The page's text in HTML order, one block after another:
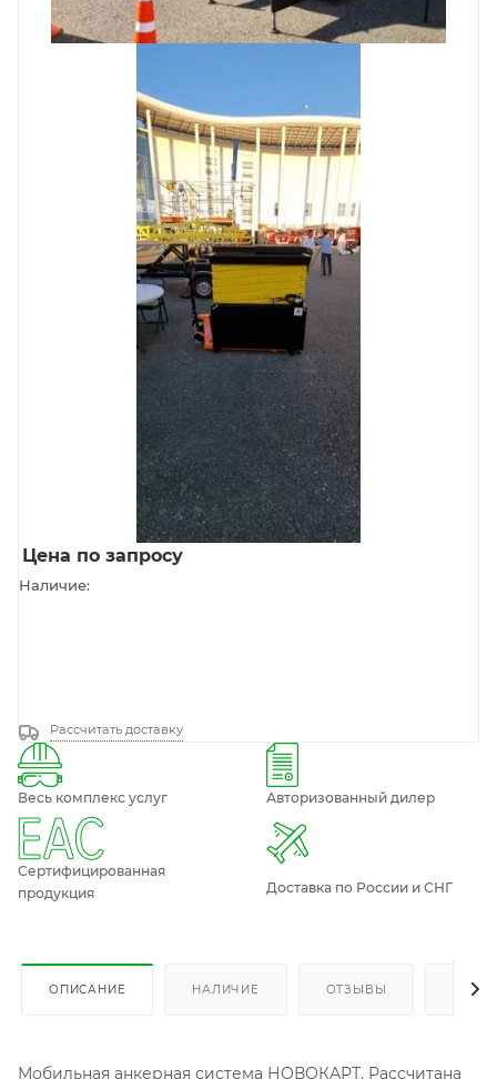
Цена по запросу
Наличие:
Рассчитать доставку
Весь комплекс услуг Авторизованный дилер
Сертифицированная
продукция
Доставка по России и СНГ
ОПИСАНИЕ НАЛИЧИЕ ОТЗЫВЫ КАК
Мобильная анкерная система НОВОКАРТ. Рассчитана